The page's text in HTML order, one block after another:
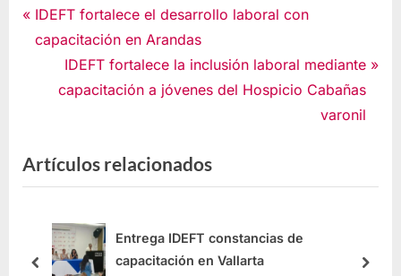
Noticias
IDEFT fortalece el desarrollo laboral con
capacitación en Arandas
IDEFT fortalece la inclusión laboral mediante
capacitación a jóvenes del Hospicio Cabañas
varonil
Artículos relacionados
Entrega IDEFT constancias de
capacitación en Vallarta